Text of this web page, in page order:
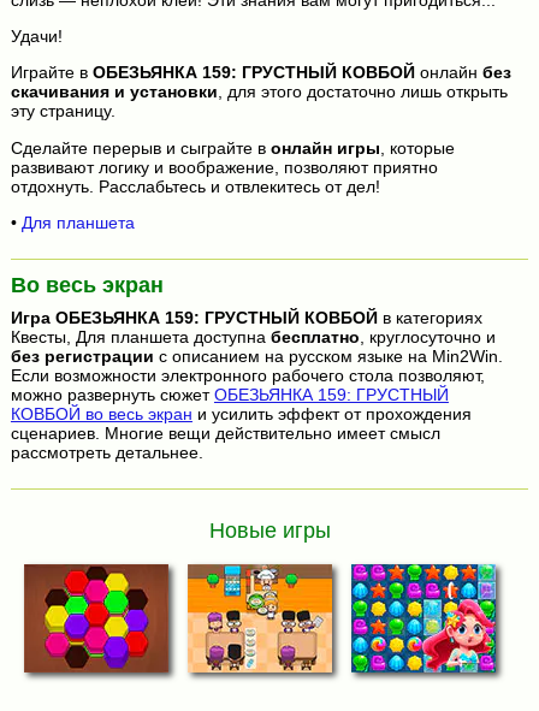
Удачи!
Играйте в ОБЕЗЬЯНКА 159: ГРУСТНЫЙ КОВБОЙонлайн без
скачивания и установки, для этого достаточно лишь открыть
эту страницу.
Сделайте перерыв и сыграйте в онлайн игры , которые
развивают логику и воображение, позволяют приятно
отдохнуть. Расслабьтесь и отвлекитесь от дел!
• Для планшета
Во весь экран
Игра ОБЕЗЬЯНКА 159: ГРУСТНЫЙ КОВБОЙв категориях
Квесты, Для планшета доступна бесплатно, круглосуточно и
без регистрации с описанием на русском языке на Min2Win.
Если возможности электронного рабочего стола позволяют,
можно развернуть сюжетОБЕЗЬЯНКА 159: ГРУСТНЫЙ
КОВБОЙ во весь экран и усилить эффект от прохождения
сценариев. Многие вещи действительно имеет смысл
рассмотреть детальнее.
Новые игры